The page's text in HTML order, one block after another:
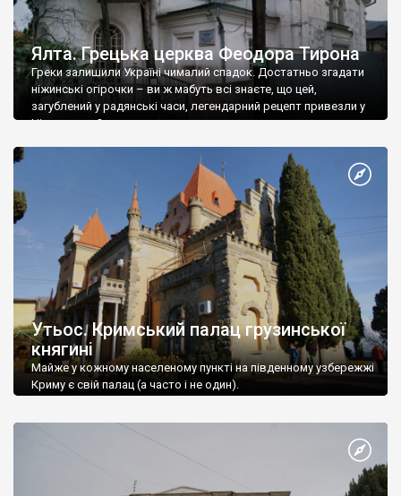
Ялта. Грецька церква Феодора Тирона
Греки залишили Україні чималий спадок. Достатньо згадати
ніжинські огірочки – ви ж мабуть всі знаєте, що цей,
загублений у радянські часи, легендарний рецепт привезли у
Ніжин греки?
Утьос. Кримський палац грузинської
княгині
Майже у кожному населеному пункті на південному узбережжі
Криму є свій палац (а часто і не один).